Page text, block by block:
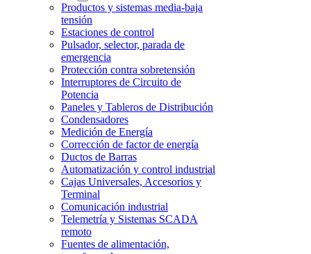
Productos y sistemas media-baja
tensión
Estaciones de control
Pulsador, selector, parada de
emergencia
Protección contra sobretensión
Interruptores de Circuito de
Potencia
Paneles y Tableros de Distribución
Condensadores
Medición de Energía
Corrección de factor de energía
Ductos de Barras
Automatización y control industrial
Cajas Universales, Accesorios y
Terminal
Comunicación industrial
Telemetría y Sistemas SCADA
remoto
Fuentes de alimentación,